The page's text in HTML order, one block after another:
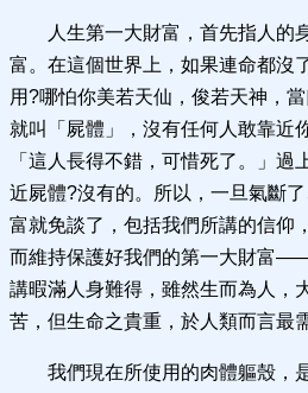
人生第一大財富，首先指人的
富。在這個世界上，如果連命都沒
用?哪怕你美若天仙，俊若天神，
就叫「屍體」，沒有任何人敢靠近
「這人長得不錯，可惜死了。」過
近屍體?沒有的。所以，一旦氣斷
富就免談了，包括我們所講的信仰
而維持保護好我們的第一大財富
講暇滿人身難得，雖然生而為人，
苦，但生命之貴重，於人類而言最
我們現在所使用的肉體軀殼，